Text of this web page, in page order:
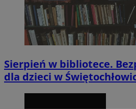
Sierpień w bibliotece.
dla dzieci w